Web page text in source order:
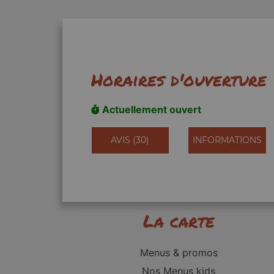
Horaires d'ouverture
Actuellement ouvert
AVIS (30) INFORMATIONS
La carte
Menus & promos
Nos Menus kids